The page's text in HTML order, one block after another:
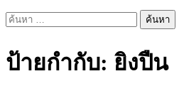
ค้นหา
ป้ายกำกับ: ยิงปืน